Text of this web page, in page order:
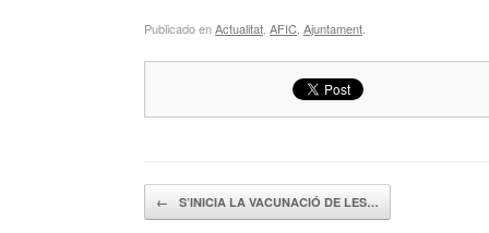
Publicado enActualitat AFIC Ajuntament
Navegador de artículos
← S’INICIA LA VACUNACIÓ DE LES…